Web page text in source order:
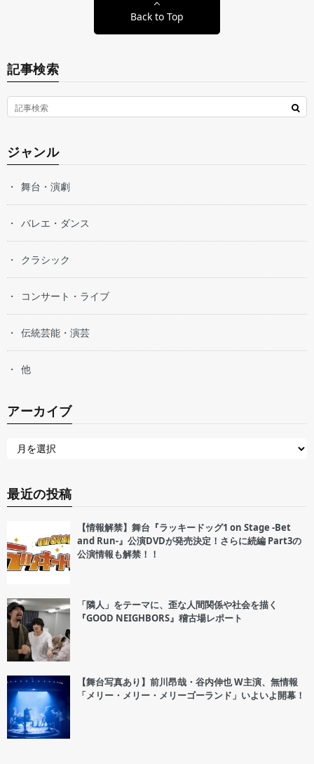
Back to Top
記事検索
ジャンル
舞台・演劇
バレエ・ダンス
クラシック
コンサート・ライブ
伝統芸能・演芸
他
アーカイブ
最近の投稿
【情報解禁】舞台『ラッキードッグ1 on Stage -Bet
and Run-』公演DVDが発売決定！さらに続編 Part3の
公演情報も解禁！！
「隣人」をテーマに、歪な人間関係や社会を描く
『GOOD NEIGHBORS』稽古場レポート
【舞台写真あり】前川昂哉・谷内伸也 W主演、無情報
「メリー・メリー・メリーゴーランド」いよいよ開幕！